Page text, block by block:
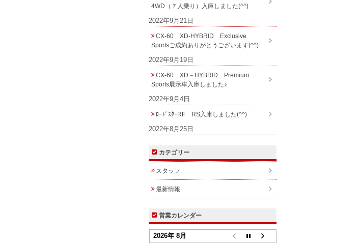
4WD（７人乗り）入庫しました(^^)
2022年9月21日
CX-60 XD-HYBRID Exclusive
Sportsご成約ありがとうございます(^^)
2022年9月19日
CX-60 XD－HYBRID Premium
Sports展示車入庫しました♪
2022年9月4日
ﾛｰﾄﾞｽﾀｰRF RS入庫しました(^^)
2022年8月25日
カテゴリー
スタッフ
最新情報
営業カレンダー
2026年 8月